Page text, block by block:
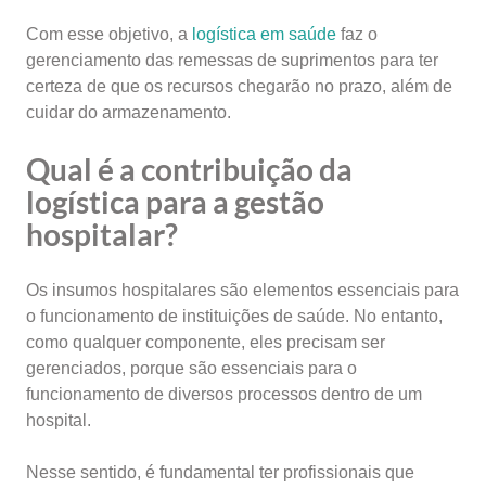
Com esse objetivo, a logística em saúde faz o
gerenciamento das remessas de suprimentos para ter
certeza de que os recursos chegarão no prazo, além de
cuidar do armazenamento.
Qual é a contribuição da
logística para a gestão
hospitalar?
Os insumos hospitalares são elementos essenciais para
o funcionamento de instituições de saúde. No entanto,
como qualquer componente, eles precisam ser
gerenciados, porque são essenciais para o
funcionamento de diversos processos dentro de um
hospital.
Nesse sentido, é fundamental ter profissionais que